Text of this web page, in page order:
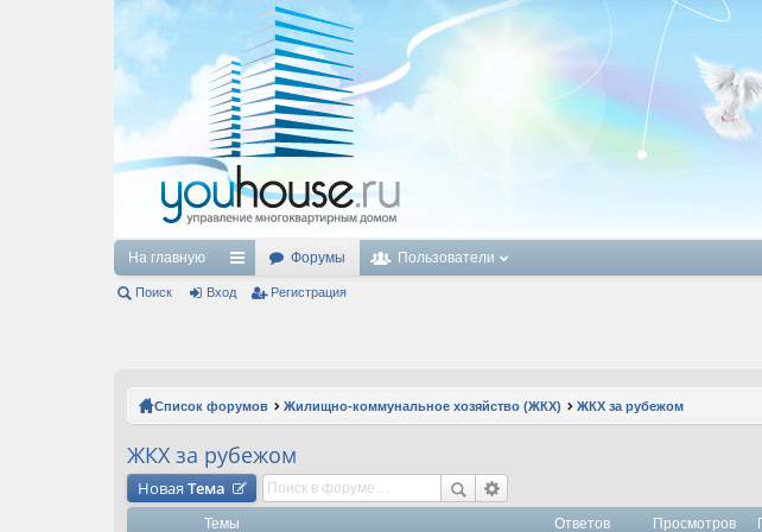
На главную
с
и
Форумы Пользователи
Поиск Вход Регистрация
Список форумов Жилищно-коммунальное хозяйство (ЖКХ) ЖКХ за рубежом
ЖКХ за рубежом
Новая Тема
Темы Ответов Просмотров